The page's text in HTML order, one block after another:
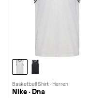
Basketball Shirt · Herren
Nike · Dna